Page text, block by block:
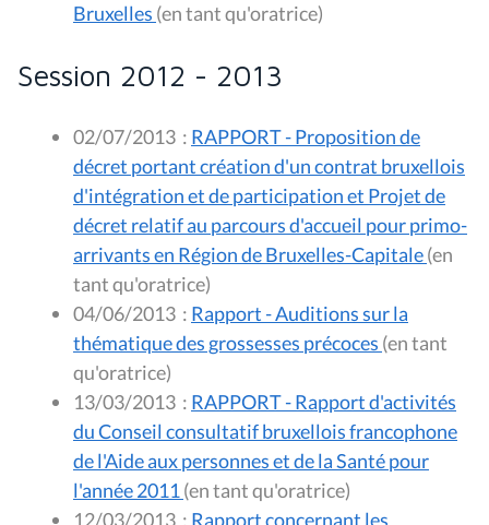
Bruxelles
(en tant qu'oratrice)
Session 2012 - 2013
02/07/2013 : RAPPORT - Proposition de
décret portant création d'un contrat bruxellois
d'intégration et de participation et Projet de
décret relatif au parcours d'accueil pour primo-
arrivants en Région de Bruxelles-Capitale(en
tant qu'oratrice)
04/06/2013 : Rapport - Auditions sur la
thématique des grossesses précoces (en tant
qu'oratrice)
13/03/2013 : RAPPORT - Rapport d'activités
du Conseil consultatif bruxellois francophone
de l'Aide aux personnes et de la Santé pour
l'année 2011
(en tant qu'oratrice)
12/03/2013 : Rapport concernant les